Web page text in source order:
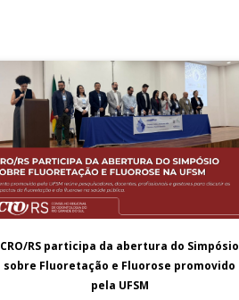
CRO/RS participa da abertura do Simpósio
sobre Fluoretação e Fluorose promovido
pela UFSM